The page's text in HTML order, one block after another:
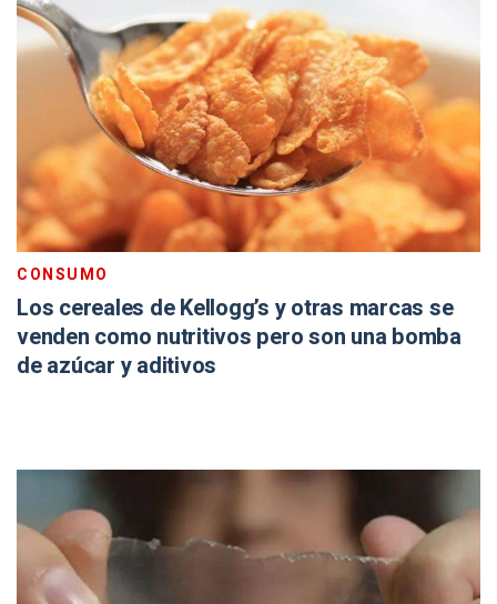
CONSUMO
Los cereales de Kellogg’s y otras marcas se
venden como nutritivos pero son una bomba
de azúcar y aditivos